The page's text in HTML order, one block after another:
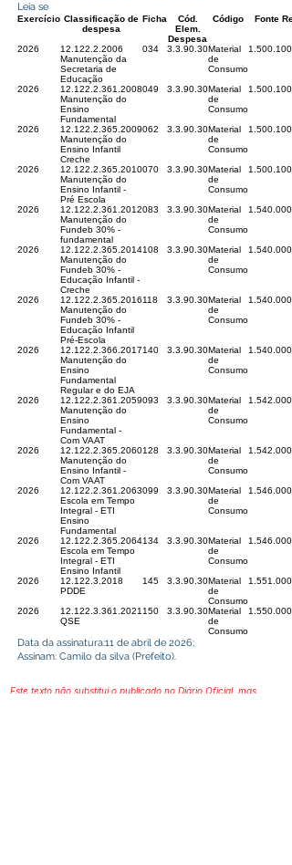
Leia se
Exercício Classificação de
despesa
Ficha
Cód.
Elem.
Despesa
Código Fonte
2026
12.122.2.2006
Manutenção da
Secretaria de
Educação
034 3.3.90.30Material
de
Consumo
1.500.1002
2026
12.122.2.361.2008
Manutenção do
Ensino
Fundamental
049 3.3.90.30Material
de
Consumo
1.500.1002
2026
12.122.2.365.2009
Manutenção do
Ensino Infantil
Creche
062 3.3.90.30Material
de
Consumo
2026
12.122.2.365.2010
Manutenção do
Ensino Infantil -
Pré Escola
070 3.3.90.30Material
de
Consumo
2026
12.122.2.361.2012
Manutenção do
Fundeb 30% -
fundamental
083 3.3.90.30Material
de
Consumo
2026
12.122.2.365.2014
Manutenção do
Fundeb 30% -
Educação Infantil -
Creche
108 3.3.90.30Material
de
Consumo
2026
12.122.2.365.2016
Manutenção do
Fundeb 30% -
Educação Infantil
Pré-Escola
118 3.3.90.30Material
de
Consumo
2026
12.122.2.366.2017
Manutenção do
Ensino
Fundamental
Regular e do EJA
140 3.3.90.30Material
de
Consumo
2026
12.122.2.361.2059
Manutenção do
Ensino
Fundamental -
Com VAAT
093 3.3.90.30Material
de
Consumo
2026
12.122.2.365.2060
Manutenção do
Ensino Infantil -
Com VAAT
128 3.3.90.30Material
de
Consumo
2026
12.122.2.361.2063
Escola em Tempo
Integral - ETI
Ensino
Fundamental
099 3.3.90.30Material
de
Consumo
2026
12.122.2.365.2064
Escola em Tempo
Integral - ETI
Ensino Infantil
134 3.3.90.30Material
de
Consumo
2026
12.122.3.2018
PDDE
145 3.3.90.30Material
de
Consumo
2026
12.122.3.361.2021
QSE
150 3.3.90.30Material
de
Consumo
Data da assinatura:11 de abril de 2026;
Assinam: Camilo da silva (Prefeito).
Este texto não substitui o publicado no Diário Oficial, mas